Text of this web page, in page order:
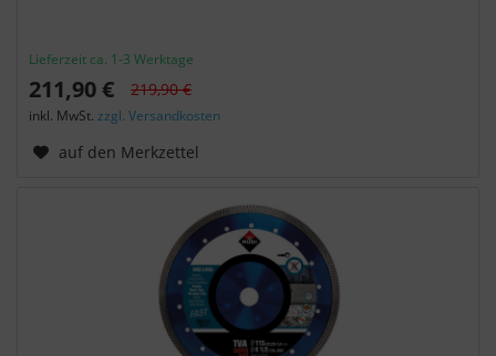
Lieferzeit ca. 1-3 Werktage
211,90 € 219,90 €
inkl. MwSt.zzgl. Versandkosten
auf den Merkzettel